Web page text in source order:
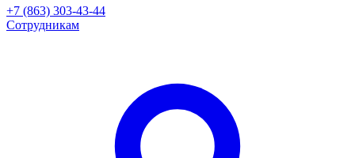
+7 (863) 303-43-44
Сотрудникам